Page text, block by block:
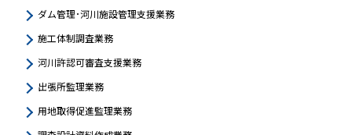
ダム管理･河川施設管理支援業務
施工体制調査業務
河川許認可審査支援業務
出張所監理業務
用地取得促進監理業務